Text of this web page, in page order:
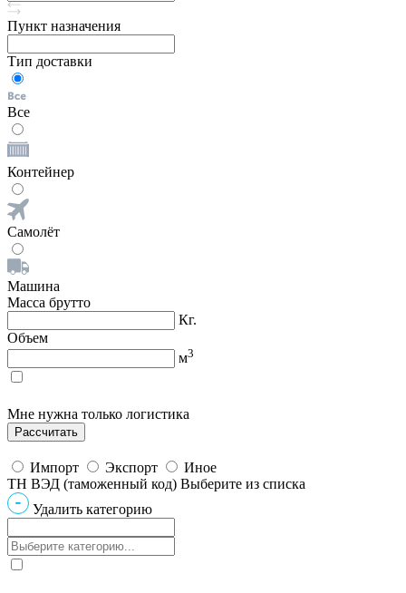
Пункт назначения
Тип доставки
Все
Контейнер
Самолёт
Машина
Масса брутто
Кг.
Объем
м3
Мне нужна только логистика
Импорт Экспорт
Иное
ТН ВЭД (таможенный код) Выберите из списка
Удалить категорию